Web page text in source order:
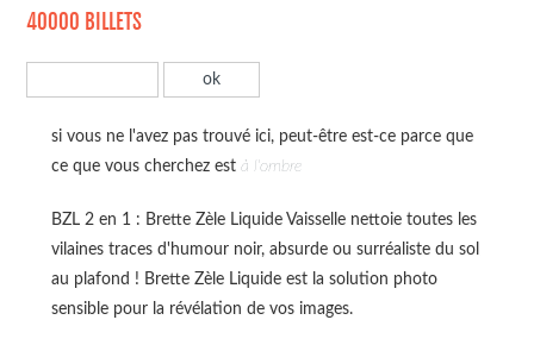
40000 BILLETS
si vous ne l'avez pas trouvé ici, peut-être est-ce parce que
ce que vous cherchez est à l'ombre
BZL 2 en 1 : Brette Zèle Liquide Vaisselle nettoie toutes les
vilaines traces d'humour noir, absurde ou surréaliste du sol
au plafond ! Brette Zèle Liquide est la solution photo
sensible pour la révélation de vos images.